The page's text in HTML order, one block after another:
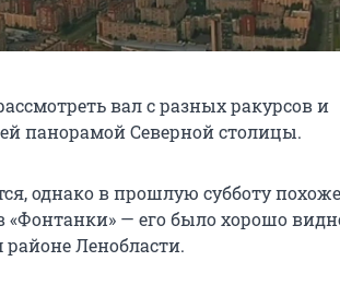
вал с разных ракурсов и
панорамой Северной столицы.
однако в прошлую субботу
«Фонтанки» — его было хорошо
районе Ленобласти.